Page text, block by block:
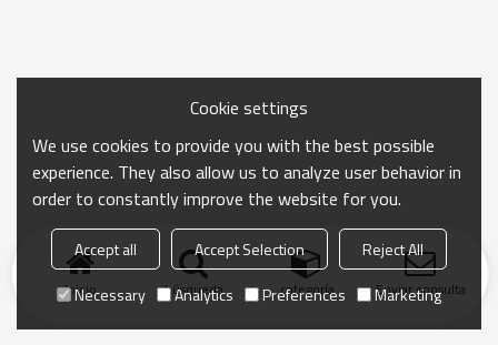
Inicio búsqueda categoría Enviar consulta
Cookie settings
We use cookies to provide you with the best possible
experience. They also allow us to analyze user behavior in
order to constantly improve the website for you.
Accept all Accept Selection
Reject All
Necessary
Analytics Preferences Marketing